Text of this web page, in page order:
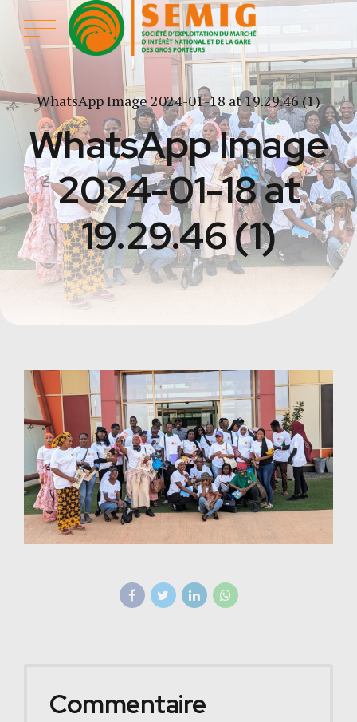
WhatsApp Image 2024-01-18 at 19.29.46 (1)
WhatsApp Image
2024-01-18 at
19.29.46 (1)
Commentaire